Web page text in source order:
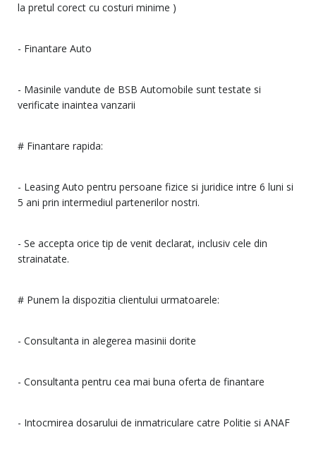
la pretul corect cu costuri minime )
- Finantare Auto
- Masinile vandute de BSB Automobile sunt testate si
verificate inaintea vanzarii
# Finantare rapida:
- Leasing Auto pentru persoane fizice si juridice intre 6 luni si
5 ani prin intermediul partenerilor nostri.
- Se accepta orice tip de venit declarat, inclusiv cele din
strainatate.
# Punem la dispozitia clientului urmatoarele:
- Consultanta in alegerea masinii dorite
- Consultanta pentru cea mai buna oferta de finantare
- Intocmirea dosarului de inmatriculare catre Politie si ANAF